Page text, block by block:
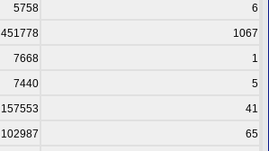
5758
6
451778
1067
7668
1
7440
5
157553
41
102987
65